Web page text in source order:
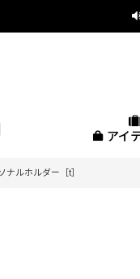
アイ
ナルホルダー［t］